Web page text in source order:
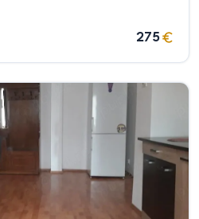
275